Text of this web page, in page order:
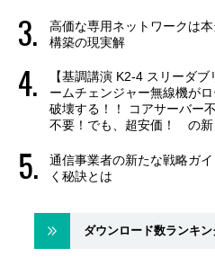
高価な専用ネットワークは
構築の現実解
【基調講演 K2-4 スリーダ
ームチェンジャー無線機が
破壊する！！ コアサーバー
不要！でも、超安価！ の新
通信事業者の新たな戦略ガ
く秘訣とは
ダウンロード数ランキ